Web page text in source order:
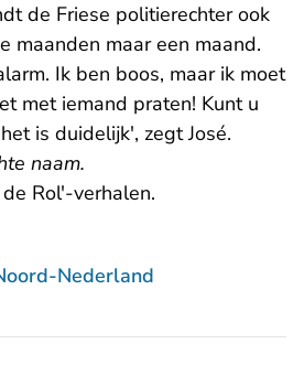
de Friese politierechter ook
maanden maar een maand.
Ik ben boos, maar ik moet
met iemand praten! Kunt u
is duidelijk', zegt José.
naam.
Rol'-verhalen.
Nederland